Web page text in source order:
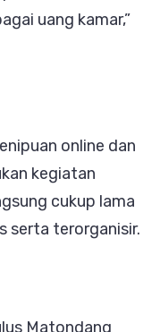
uang kamar,”
online dan
kegiatan
cukup lama
serta terorganisir.
Matondang